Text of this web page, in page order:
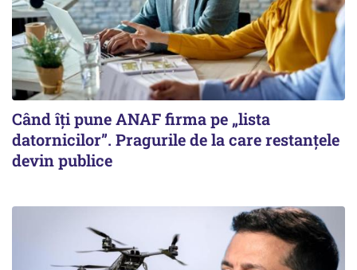
Când îți pune ANAF firma pe „lista
datornicilor”. Pragurile de la care restanțele
devin publice